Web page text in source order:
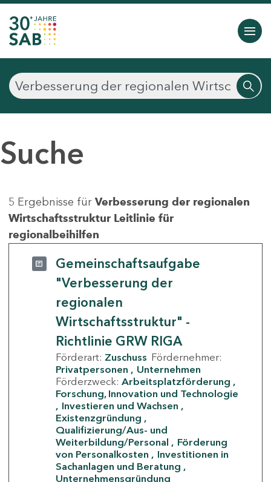
Suche
5 Ergebnisse für Verbesserung der regionalen
Wirtschaftsstruktur Leitlinie für
regionalbeihilfen
Gemeinschaftsaufgabe
"Verbesserung der
regionalen
Wirtschaftsstruktur" -
Richtlinie GRW RIGA
Förderart: Zuschuss Fördernehmer:
Privatpersonen
Unternehmen
Förderzweck: Arbeitsplatzförderung
Forschung, Innovation und Technologie
Investieren und Wachsen
Existenzgründung
Qualifizierung/Aus- und
Weiterbildung/Personal
Förderung
von Personalkosten
Investitionen in
Sachanlagen und Beratung
Unternehmensgründung